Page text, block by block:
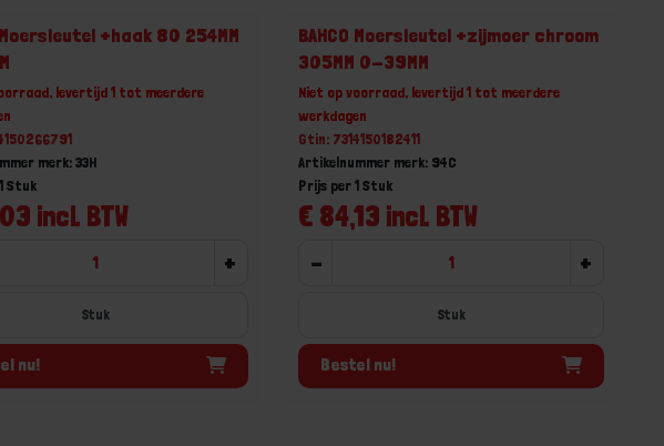
Moersleutel +haak 80 254MM
levertijd 1 tot meerdere
merk: 33H
incl. BTW
Stuk
+
Stuk
nu!
BAHCO Moersleutel +zijmoer chroom
305MM 0-39MM
Niet op voorraad, levertijd 1 tot meerdere
werkdagen
Gtin: 7314150182411
Artikelnummer merk: 94C
€ 84,13 incl. BTW
Prijs per 1 Stuk
- +
Stuk
Bestel nu!